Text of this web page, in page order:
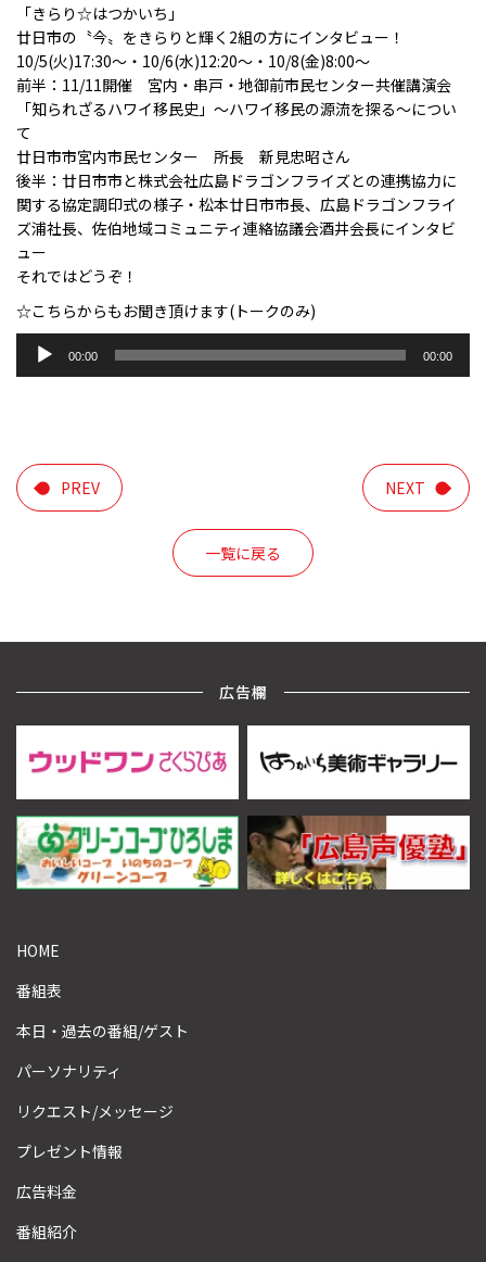
「きらり☆はつかいち」
廿日市の〝今〟をきらりと輝く2組の方にインタビュー！
10/5(火)17:30～・10/6(水)12:20～・10/8(金)8:00～
前半：11/11開催 宮内・串戸・地御前市民センター共催講演会
「知られざるハワイ移民史」～ハワイ移民の源流を探る～につい
て
廿日市市宮内市民センター 所長 新見忠昭さん
後半：廿日市市と株式会社広島ドラゴンフライズとの連携協力に
関する協定調印式の様子・松本廿日市市長、広島ドラゴンフライ
ズ浦社長、佐伯地域コミュニティ連絡協議会酒井会長にインタビ
ュー
それではどうぞ！
☆こちらからもお聞き頂けます(トークのみ)
ヤ
ー
00:00 00:00
PREV
一覧に戻る
NEXT
広告欄
HOME
番組表
本日・過去の番組/ゲスト
パーソナリティ
リクエスト/メッセージ
プレゼント情報
広告料金
番組紹介